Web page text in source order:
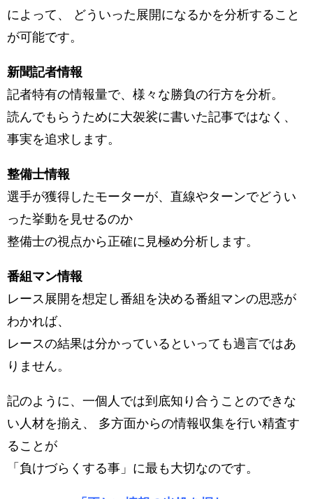
によって、 どういった展開になるかを分析すること
が可能です。
新聞記者情報
記者特有の情報量で、様々な勝負の行方を分析。
読んでもらうために大袈裟に書いた記事ではなく、
事実を追求します。
整備士情報
選手が獲得したモーターが、直線やターンでどうい
った挙動を見せるのか
整備士の視点から正確に見極め分析します。
番組マン情報
レース展開を想定し番組を決める番組マンの思惑が
わかれば、
レースの結果は分かっているといっても過言ではあ
りません。
記のように、一個人では到底知り合うことのできな
い人材を揃え、 多方面からの情報収集を行い精査す
ることが
「負けづらくする事」に最も大切なのです。